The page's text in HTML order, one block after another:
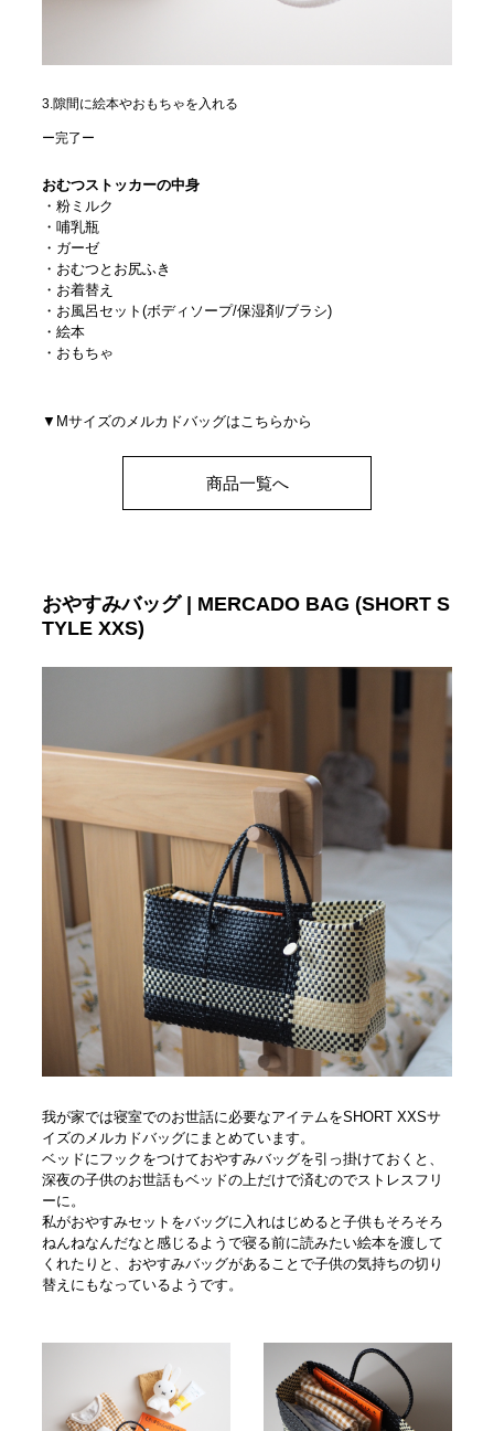
3.隙間に絵本やおもちゃを入れる
ー完了ー
おむつストッカーの中身
・粉ミルク
・哺乳瓶
・ガーゼ
・おむつとお尻ふき
・お着替え
・お風呂セット(ボディソープ/保湿剤/ブラシ)
・絵本
・おもちゃ
▼Mサイズのメルカドバッグはこちらから
商品一覧へ
おやすみバッグ | MERCADO BAG (SHORT S
TYLE XXS)
我が家では寝室でのお世話に必要なアイテムをSHORT XXSサ
イズのメルカドバッグにまとめています。
ベッドにフックをつけておやすみバッグを引っ掛けておくと、
深夜の子供のお世話もベッドの上だけで済むのでストレスフリ
ーに。
私がおやすみセットをバッグに入れはじめると子供もそろそろ
ねんねなんだなと感じるようで寝る前に読みたい絵本を渡して
くれたりと、おやすみバッグがあることで子供の気持ちの切り
替えにもなっているようです。